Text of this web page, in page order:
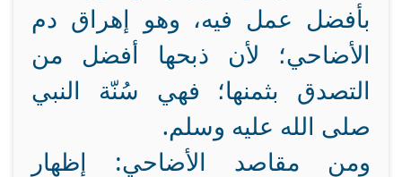
بأفضل عمل فيه، وهو إهراق دم
الأضاحي؛ لأن ذبحها أفضل من
التصدق بثمنها؛ فهي سُنّة النبي
صلى الله عليه وسلم.
ومن مقاصد الأضاحي: إظهار